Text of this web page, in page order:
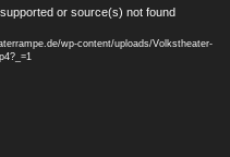
or source(s) not found
wp-content/uploads/Volkstheater-